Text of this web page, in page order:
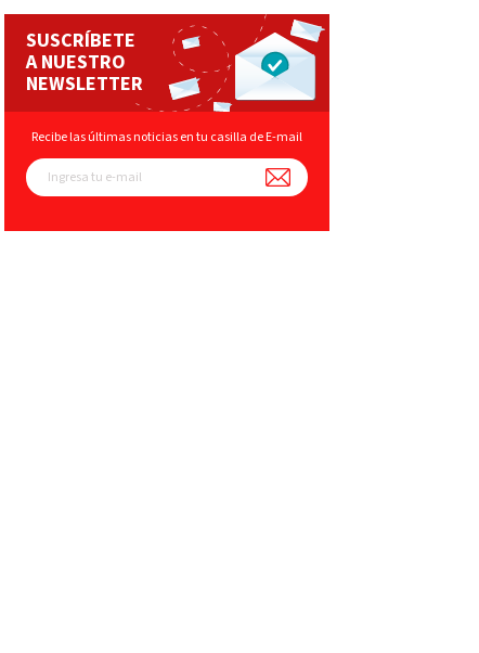
SUSCRÍBETE
A NUESTRO
NEWSLETTER
Recibe las últimas noticias en tu casilla de E-mail